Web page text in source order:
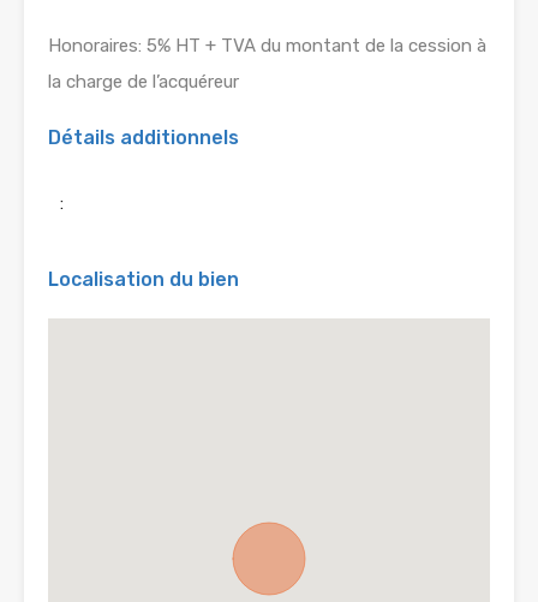
Honoraires: 5% HT + TVA du montant de la cession à
la charge de l’acquéreur
Détails additionnels
:
Localisation du bien